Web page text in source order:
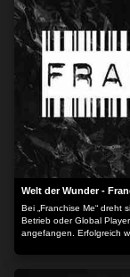
Welt der Wunder -
Bei „Franchise Me“ dreht
Betrieb oder Global
angefangen. Erfolgreich
eigene Firma. Blicken Sie